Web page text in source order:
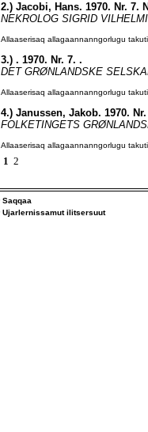
2.) Jacobi, Hans. 1970. Nr.
NEKROLOG SIGRID
Allaaserisaq allagaannanngorlugu
3.) . 1970. Nr. 7. .
DET GRØNLANDSKE
Allaaserisaq allagaannanngorlugu
4.) Janussen, Jakob. 1970.
FOLKETINGETS
Allaaserisaq allagaannanngorlugu
1 2
Saqqaa
Ujarlernissamut ilitsersuut